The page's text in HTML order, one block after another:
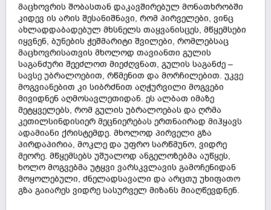
მაცხოვრის შობასთან დაკავშირებულ მონათხრობში
კიდევ ის არის შესანიშნავი, რომ პირველები, ვინც
ახლადდაბადებულ მხსნელს თაყვანისცეს, მწყემსები
იყვნენ, ბუნების ჭეშმარიტი შვილები, რომლებსაც
მაცხოვრისათვის მხოლოდ თავიანთი გულის
საგანძური შეეძლოთ მიეძღვნათ, გულის საგანძე –
სავსე უბრალოებით, რწმენით და მორჩილებით. უკვე
მოგვიანებით კი სიბრძნით აღჭურვილი მოგვები
მივიდნენ აღმოსავლეთიდან. ეს ალბათ იმაზე
მეტყველებს, რომ გულის უბრალოებას და ღრმა
კეთილსინდისიერ მეცნიერებას ერთნაირად მიჰყავს
ადამიანი ქრისტემდე. მხოლოდ პირველი გზა
პირდაპირია, მოკლე და უფრო სარწმუნო, ვიდრე
მეორე. მწყემსებს უშუალოდ ანგელოზებმა აუწყეს,
ხოლო მოგვებმა უტყვი ვარსკვლავის გამოჩენიდან
მოყოლებული, ძნელადსავალი და არცთუ უხიფათო
გზა გაიარეს ვიდრე სასურველ მიზანს მიაღწევდნენ.